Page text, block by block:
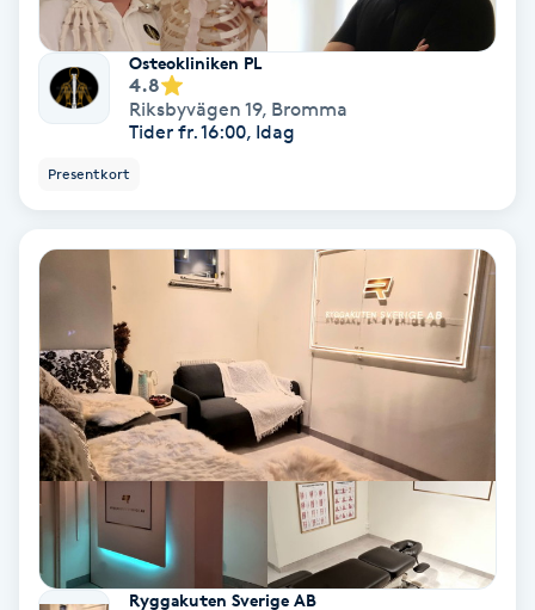
Fotmassage
Fotsvamp
Fotvård
Fransar
Fransfärgning
Fransförlängning
Fransförlängning Megavolym
Fransförlängning Volym
Osteokliniken PL
4.8
Riksbyvägen 19, Bromma
Tider fr. 16:00, Idag
Presentkort
Ryggakuten Sverige AB